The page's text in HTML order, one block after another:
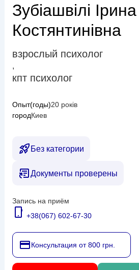
Зубіашвілі Ірина
Костянтинівна
взрослый психолог
,
кпт психолог
Опыт(годы)20 років
городКиев
Без категории
Документы проверены
Запись на приём
+38(067) 602-67-30
Консультация от 800 грн.